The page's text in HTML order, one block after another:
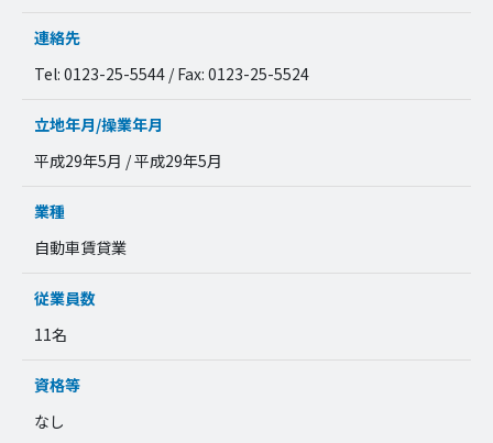
連絡先
Tel: 0123-25-5544 / Fax: 0123-25-5524
立地年月/操業年月
平成29年5月 / 平成29年5月
業種
自動車賃貸業
従業員数
11名
資格等
なし